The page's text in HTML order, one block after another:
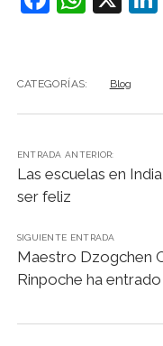
e
b
o
o
k
s
A
p
p
CATEGORÍAS: Blog
ENTRADA ANTERIOR:
Las escuelas en
ser feliz
SIGUIENTE ENTRADA
Maestro Dzogchen
Rinpoche ha entrado